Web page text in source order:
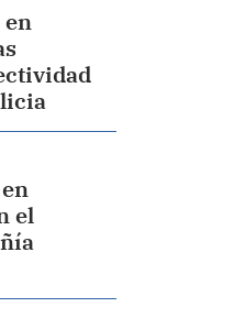
en
el